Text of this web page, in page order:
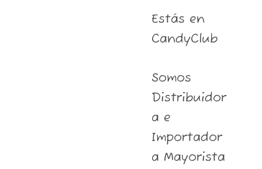
Estás en
CandyClub
Somos
Distribuidor
a e
Importador
a Mayorista